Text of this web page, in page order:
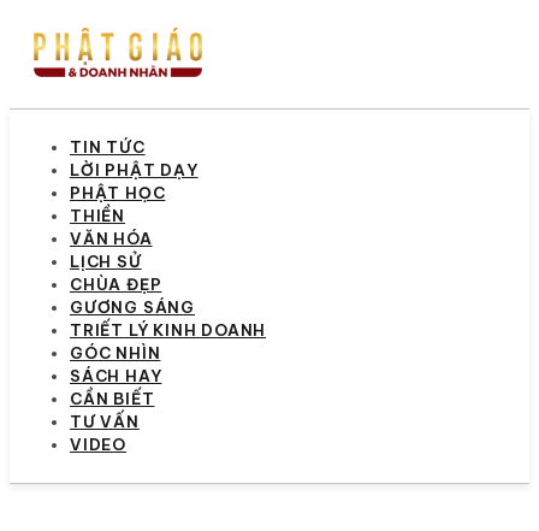
TIN TỨC
LỜI PHẬT DẠY
PHẬT HỌC
THIỀN
VĂN HÓA
LỊCH SỬ
CHÙA ĐẸP
GƯƠNG SÁNG
TRIẾT LÝ KINH DOANH
GÓC NHÌN
SÁCH HAY
CẦN BIẾT
TƯ VẤN
VIDEO